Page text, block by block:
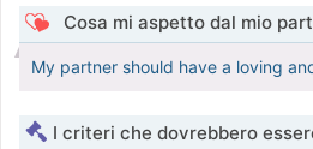
Cosa mi aspetto dal mio
My partner should have a loving
I criteri che dovrebbero